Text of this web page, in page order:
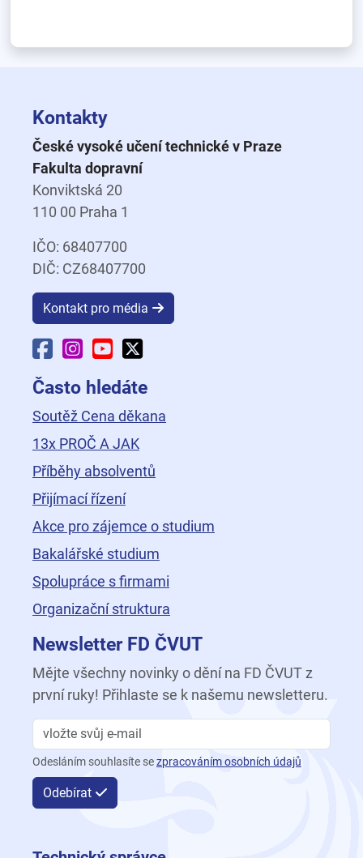
Kontakty
České vysoké učení technické v Praze
Fakulta dopravní
Konviktská 20
110 00 Praha 1
IČO: 68407700
DIČ: CZ68407700
Kontakt pro média
Facebook Fakulty dopravní
Instagram Fakulty dopravní
YouTube Fakulty dopravní
Často hledáte
Soutěž Cena děkana
13x PROČ A JAK
Příběhy absolventů
Přijímací řízení
Akce pro zájemce o studium
Bakalářské studium
Spolupráce s firmami
Organizační struktura
Newsletter FD ČVUT
Mějte všechny novinky o dění na FD ČVUT z
první ruky! Přihlaste se k našemu newsletteru.
Odesláním souhlasíte sezpracováním osobních údajů
Odebírat